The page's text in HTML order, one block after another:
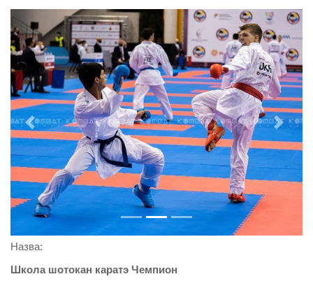
Previous Next
Назва:
Школа шотокан каратэ Чемпион